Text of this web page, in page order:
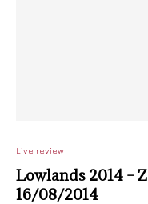
Live review
Lowlands 2014 –
16/08/2014